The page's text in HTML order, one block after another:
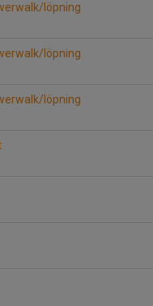
löpning
löpning
löpning